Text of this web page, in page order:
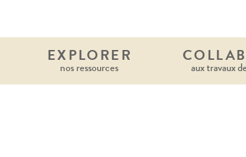
EXPLORER
nos ressources aux travaux